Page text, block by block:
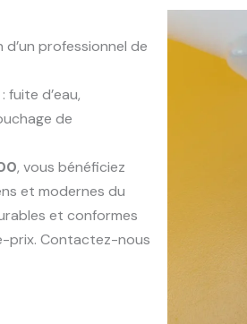
professionnel de
d’eau,
de
, vous bénéficiez
et modernes du
et conformes
prix. Contactez-nous